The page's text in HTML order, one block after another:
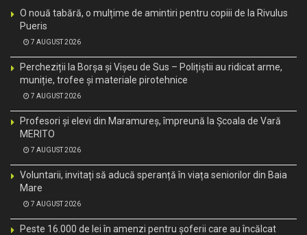
O nouă tabără, o mulțime de amintiri pentru copiii de la Rivulus
Pueris
7 AUGUST 2026
Percheziții la Borșa și Vișeu de Sus – Polițiștii au ridicat arme,
muniție, trofee și materiale pirotehnice
7 AUGUST 2026
Profesori și elevi din Maramureș, împreună la Școala de Vară
MERITO
7 AUGUST 2026
Voluntarii, invitați să aducă speranță în viața seniorilor din Baia
Mare
7 AUGUST 2026
Peste 16.000 de lei în amenzi pentru șoferii care au încălcat